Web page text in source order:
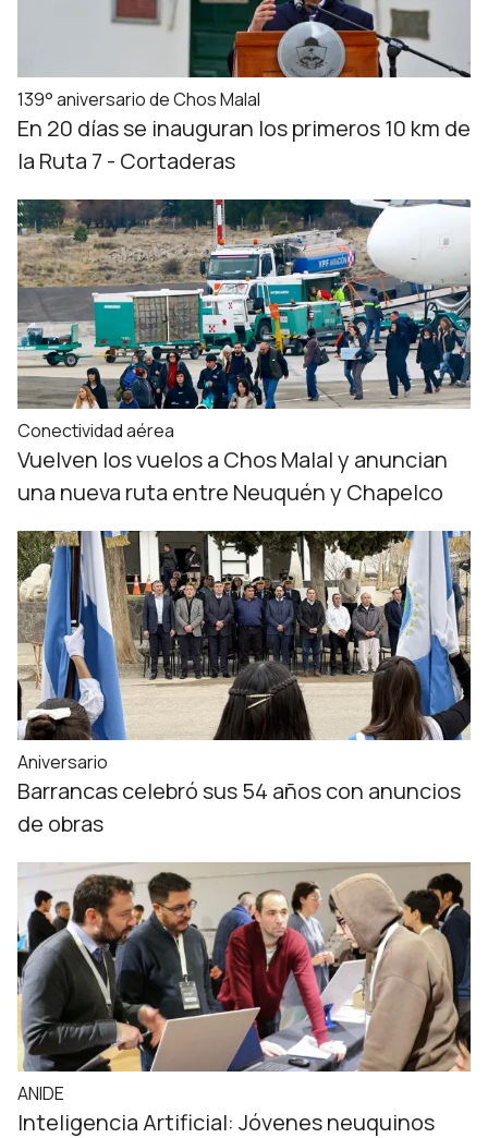
139° aniversario de Chos Malal
En 20 días se inauguran los primeros 10 km de
la Ruta 7 - Cortaderas
Conectividad aérea
Vuelven los vuelos a Chos Malal y anuncian
una nueva ruta entre Neuquén y Chapelco
Aniversario
Barrancas celebró sus 54 años con anuncios
de obras
ANIDE
Inteligencia Artificial: Jóvenes neuquinos